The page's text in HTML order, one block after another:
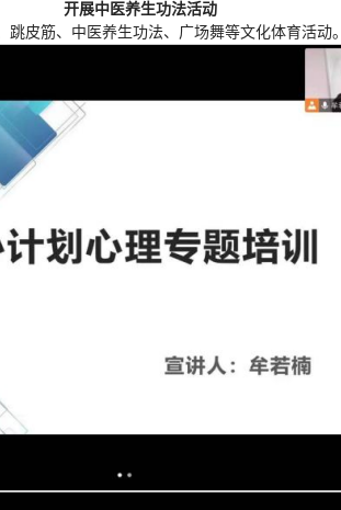
开展中医养生功法活动
皮筋、中医养生功法、广场舞等文化体育活动。